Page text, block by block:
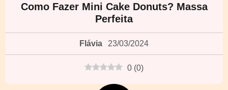
Como Fazer Mini Cake Donuts? Massa
Perfeita
Flávia 23/03/2024
0 (0)